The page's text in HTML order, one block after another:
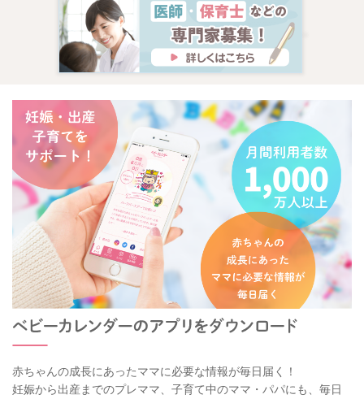
赤ちゃんの成長にあったママに必要な情報が毎日届く！
妊娠から出産までのプレママ、子育て中のママ・パパにも、毎日